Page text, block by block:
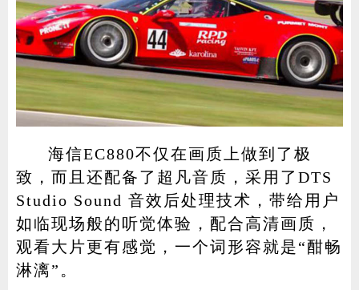
海信EC880不仅在画质上做到了极
致，而且还配备了超凡音质，采用了DTS
Studio Sound 音效后处理技术，带给用户
如临现场般的听觉体验，配合高清画质，
观看大片更有感觉，一个词形容就是“酣畅
淋漓”。